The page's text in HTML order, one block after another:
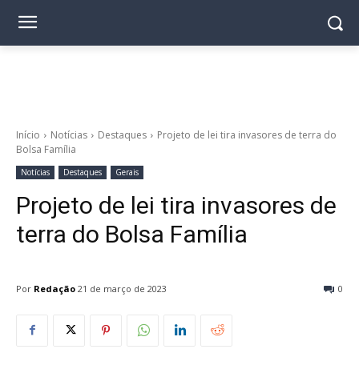
Início Notícias Destaques
Projeto de lei tira invasores de terra do
Bolsa Família
Notícias Destaques Gerais
Projeto de lei tira invasores de
terra do Bolsa Família
Por Redação 0
21 de março de 2023